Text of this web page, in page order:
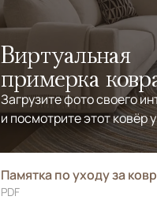
Виртуальная
примерка
Загрузите фото своего
и посмотрите этот ковёр
Памятка по уходу за
PDF